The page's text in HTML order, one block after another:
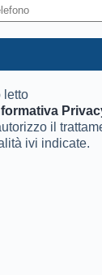
letto
il
ivi indicate.